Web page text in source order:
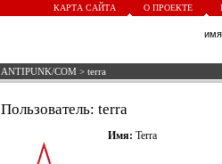
КАРТА САЙТА О ПРОЕКТЕ
ANTIPUNK/COM > terra
Пользователь: terra
Имя: Terra